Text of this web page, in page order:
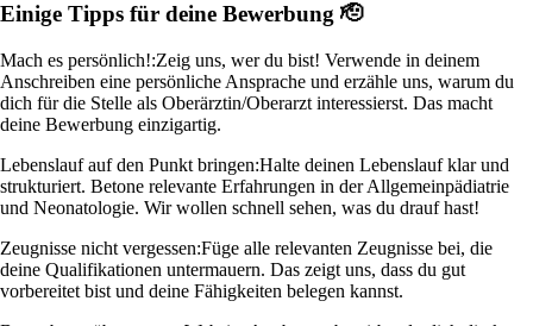
Einige Tipps für deine Bewerbung 🫡
Mach es persönlich!:Zeig uns, wer du bist! Verwende in deinem
Anschreiben eine persönliche Ansprache und erzähle uns, warum du
dich für die Stelle als Oberärztin/Oberarzt interessierst. Das macht
deine Bewerbung einzigartig.
Lebenslauf auf den Punkt bringen:Halte deinen Lebenslauf klar und
strukturiert. Betone relevante Erfahrungen in der Allgemeinpädiatrie
und Neonatologie. Wir wollen schnell sehen, was du drauf hast!
Zeugnisse nicht vergessen:Füge alle relevanten Zeugnisse bei, die
deine Qualifikationen untermauern. Das zeigt uns, dass du gut
vorbereitet bist und deine Fähigkeiten belegen kannst.